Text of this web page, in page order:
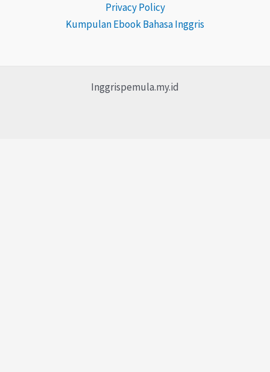
Privacy Policy
Kumpulan Ebook Bahasa Inggris
Inggrispemula.my.id